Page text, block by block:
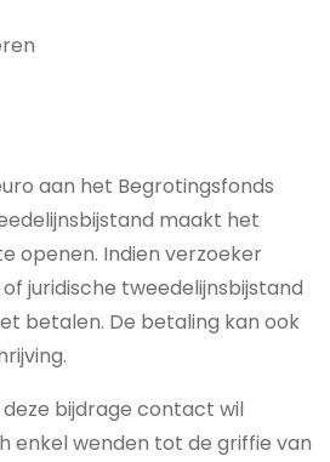
aan het Begrotingsfonds
maakt het
openen. Indien verzoeker
juridische tweedelijnsbijstand
betalen. De betaling kan ook
deze bijdrage contact wil
enkel wenden tot de griffie van